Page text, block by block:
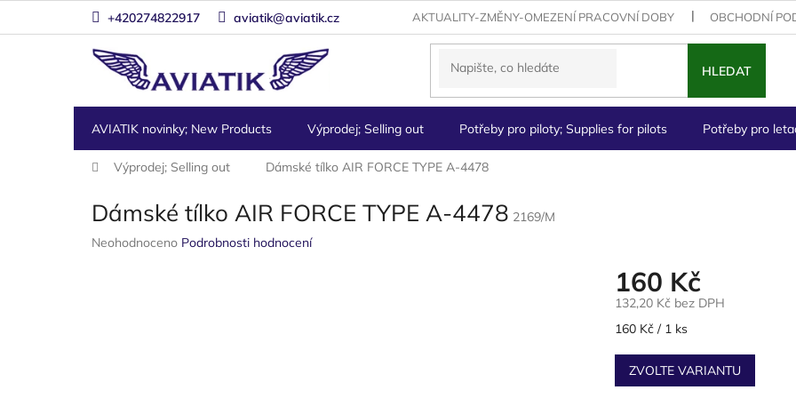
+420274822917 aviatik@aviatik.cz AKTUALITY-ZMĚNY-OMEZENÍ PRACOVNÍ DOBY OBCHODNÍ
HLEDAT
AVIATIK novinky; New Products Výprodej; Selling out Potřeby pro piloty; Supplies for pilots Potřeby pro
Výprodej; Selling out Dámské tílko AIR FORCE TYPE A-4478
Dámské tílko AIR FORCE TYPE A-4478 2169/M
Průměrné
Neohodnoceno Podrobnosti hodnocení
160 Kč
132,20 Kč bez DPH
Měrná
160 Kč / 1 ks
ZVOLTE VARIANTU